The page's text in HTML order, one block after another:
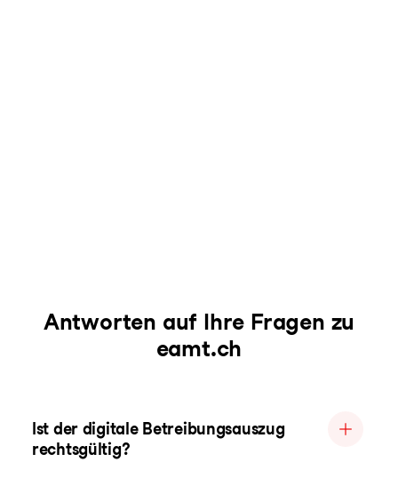
Antworten auf Ihre Fragen zu
eamt.ch
Ist der digitale Betreibungsauszug
rechtsgültig?